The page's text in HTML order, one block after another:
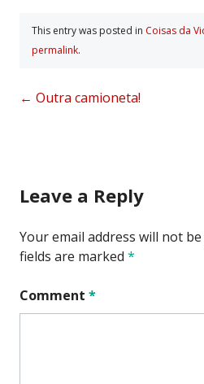
This entry was posted in Coisas da
permalink.
Post
← Outra camioneta!
Leave a Reply
Your email address will not
fields are marked *
Comment *